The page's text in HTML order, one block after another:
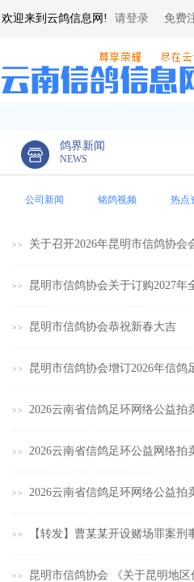
欢迎来到云鸽信息网! 请登录 免费
鸽界新闻
NEWS
公司新闻 铭鸽视频 热点
关于召开2026年昆明市信鸽协会
昆明市信鸽协会关于订购2027年
昆明市信鸽协会恭祝新春大吉
昆明市信鸽协会增订2026年信鸽
2026云南省信鸽足环网络公益拍
2026云南省信鸽足环公益网络拍
2026云南省信鸽足环网络公益拍
【转发】曹某某开设赌场罪案
昆明市信鸽协会 《关于昆明地